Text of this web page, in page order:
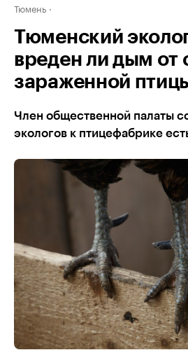
Тюмень
Тюменский
вреден ли дым от
зараженной
Член общественной палаты
экологов к птицефабрике